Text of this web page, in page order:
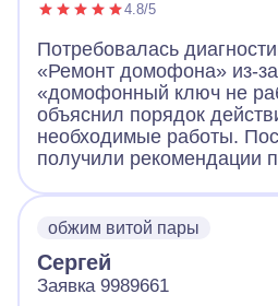
4.8/5
Потребовалась
«Ремонт домофона» из-
«домофонный ключ не
объяснил порядок
необходимые работы.
получили рекомендации
обжим витой пары
Сергей
Заявка 9989661